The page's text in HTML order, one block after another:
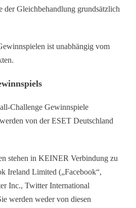
der Gleichbehandlung grundsätzlich
ist unabhängig vom
Challenge Gewinnspiele
von der ESET Deutschland
stehen in KEINER Verbindung zu
Ireland Limited („Facebook“,
Inc., Twitter International
werden weder von diesen